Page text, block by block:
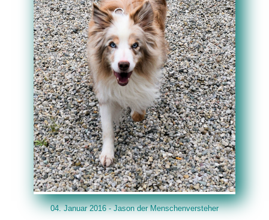
04. Januar 2016 - Jason der Menschenversteher